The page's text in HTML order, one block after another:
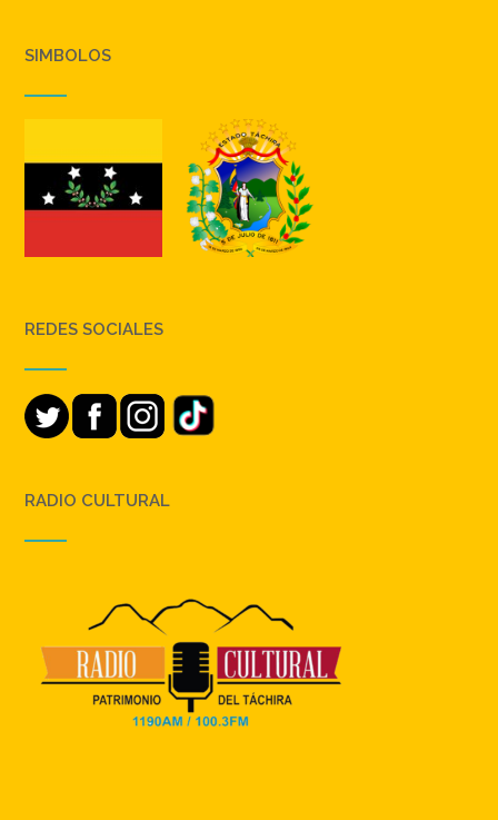
SIMBOLOS
REDES SOCIALES
RADIO CULTURAL